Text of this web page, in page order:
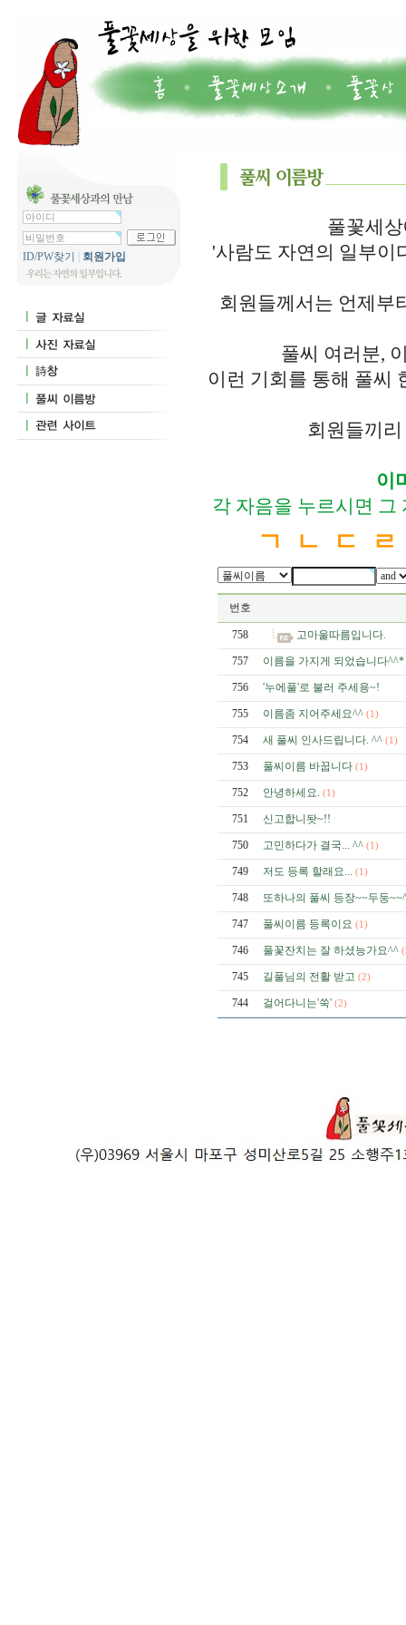
ID/PW찾기 회원가입
풀꽃세
'사람도 자연의 일부이
회원들께서는 언제부
풀씨 여러분,
이런 기회를 통해 풀씨
회원들끼
이
각 자음을 누르시면 그
ㄱ ㄴ ㄷ ㄹ
번호
758 고마울따름입니다.
757 이름을 가지게 되었습니다^^*
756 '누에풀'로 불러 주세용~!
755 이름좀 지어주세요^^ (1)
754 새 풀씨 인사드립니다. ^^ (1)
753 풀씨이름 바꿉니다 (1)
752 안녕하세요. (1)
751 신고합니돳~!!
750 고민하다가 결국... ^^ (1)
749 저도 등록 할래요... (1)
748 또하나의 풀씨 등장~~두둥
747 풀씨이름 등록이요 (1)
746 풀꽃잔치는 잘 하셨능가요^^
745 길풀님의 전활 받고 (2)
744 걸어다니는'쑥' (2)